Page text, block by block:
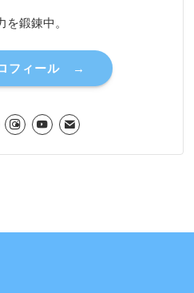
鍛錬中。
フィール →